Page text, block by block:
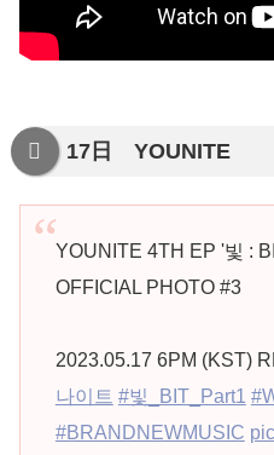
17日 YOUNITE
YOUNITE 4TH EP '빛 :
OFFICIAL PHOTO #3
2023.05.17 6PM (KST)
나이트 #빛_BIT_Part1
#BRANDNEWMUSIC